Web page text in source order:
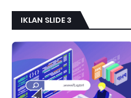
IKLAN SLIDE 3